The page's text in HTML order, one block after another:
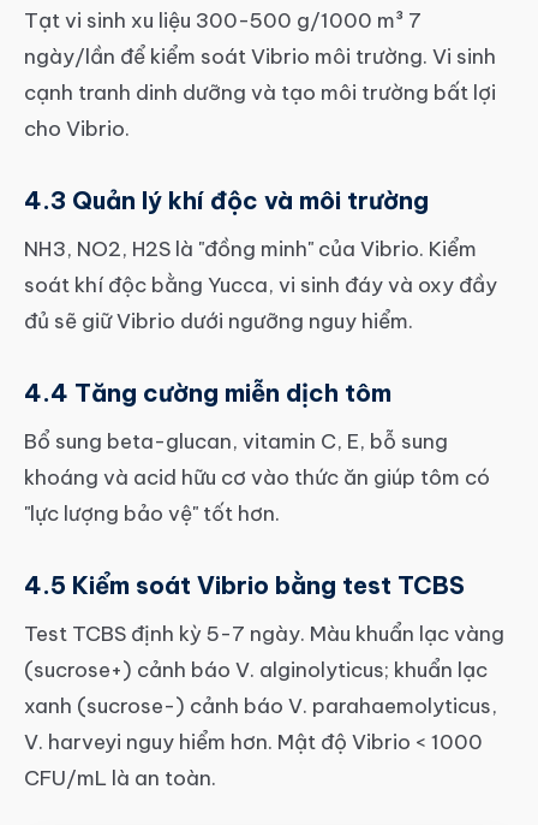
Tạt vi sinh xu liệu 300-500 g/1000 m³ 7
ngày/lần để kiểm soát Vibrio môi trường. Vi sinh
cạnh tranh dinh dưỡng và tạo môi trường bất lợi
cho Vibrio.
4.3 Quản lý khí độc và môi trường
NH3, NO2, H2S là "đồng minh" của Vibrio. Kiểm
soát khí độc bằng Yucca, vi sinh đáy và oxy đầy
đủ sẽ giữ Vibrio dưới ngưỡng nguy hiểm.
4.4 Tăng cường miễn dịch tôm
Bổ sung beta-glucan, vitamin C, E, bỗ sung
khoáng và acid hữu cơ vào thức ăn giúp tôm có
"lực lượng bảo vệ" tốt hơn.
4.5 Kiểm soát Vibrio bằng test TCBS
Test TCBS định kỳ 5-7 ngày. Màu khuẩn lạc vàng
(sucrose+) cảnh báo V. alginolyticus; khuẩn lạc
xanh (sucrose-) cảnh báo V. parahaemolyticus,
V. harveyi nguy hiểm hơn. Mật độ Vibrio < 1000
CFU/mL là an toàn.